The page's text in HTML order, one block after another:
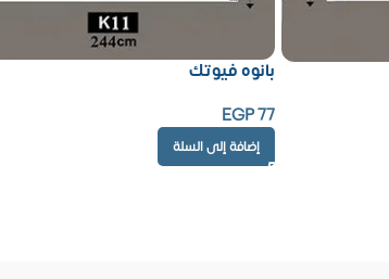
بانوه فيوتك
EGP77
إضافة إلى السلة